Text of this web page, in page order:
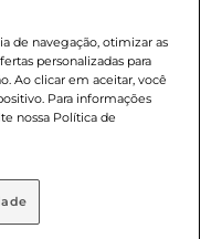
com preços
limitada por
são exclusivos para
de hoje, podendo
Proibida a venda
18 anos, conforme
para o
sem aviso
on-line é de R$
de navegação, otimizar as
personalizadas para
Ao clicar em aceitar, você
Para informações
nossa Política de